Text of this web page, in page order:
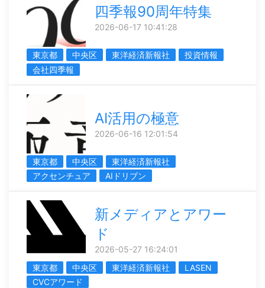
四季報90周年特集
2026-06-17 10:41:28
東京都 中央区 東洋経済新報社
投資情報
会社四季報
AI活用の極意
2026-06-16 12:01:54
東京都 中央区
東洋経済新報社
アクセンチュア
AIドリブン
新メディアとアワー
ド
2026-05-27 16:24:01
東京都
中央区 東洋経済新報社
LASEN
CVCアワード